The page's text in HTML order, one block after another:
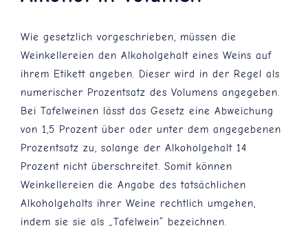
Blog
Kontakt
Wie gesetzlich vorgeschrieben, müssen die
Weinkellereien den Alkoholgehalt eines Weins auf
ihrem Etikett angeben. Dieser wird in der Regel als
numerischer Prozentsatz des Volumens angegeben.
Bei Tafelweinen lässt das Gesetz eine Abweichung
von 1,5 Prozent über oder unter dem angegebenen
Prozentsatz zu, solange der Alkoholgehalt 14
Prozent nicht überschreitet. Somit können
Weinkellereien die Angabe des tatsächlichen
Alkoholgehalts ihrer Weine rechtlich umgehen,
indem sie sie als „Tafelwein“ bezeichnen.